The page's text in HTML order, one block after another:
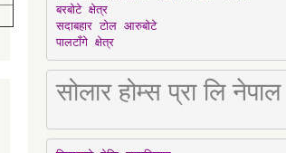
बरबोटे क्षेत्र
सदाबहार टोल आरुबोटे
पालटाँगे क्षेत्र
सोलार होम्स प्रा लि